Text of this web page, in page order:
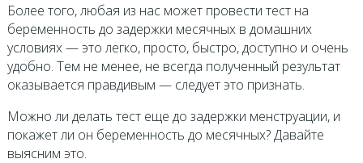
Более того, любая из нас может провести тест на
беременность до задержки месячных в домашних
условиях — это легко, просто, быстро, доступно и очень
удобно. Тем не менее, не всегда полученный результат
оказывается правдивым — следует это признать.
Можно ли делать тест еще до задержки менструации, и
покажет ли он беременность до месячных? Давайте
выясним это.